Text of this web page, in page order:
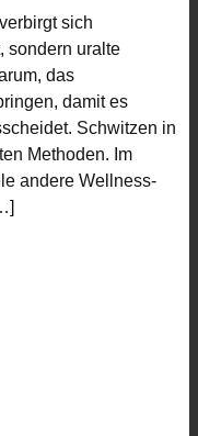
sich
sondern uralte
das
damit es
Schwitzen in
Methoden. Im
andere Wellness-